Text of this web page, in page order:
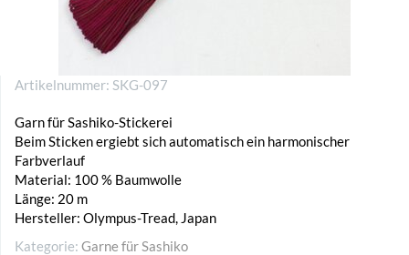
Artikelnummer: SKG-097
Garn für Sashiko-Stickerei
Beim Sticken ergiebt sich automatisch ein harmonischer
Farbverlauf
Material: 100 % Baumwolle
Länge: 20 m
Hersteller: Olympus-Tread, Japan
Kategorie: Garne für Sashiko